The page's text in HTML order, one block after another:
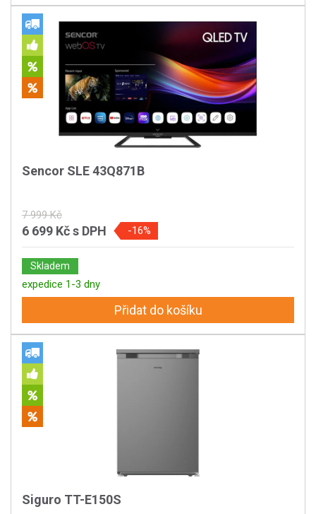
Sencor SLE 43Q871B
7 999 Kč
6 699 Kčs DPH -16%
Skladem
expedice 1-3 dny
Přidat do košíku
Siguro TT-E150S